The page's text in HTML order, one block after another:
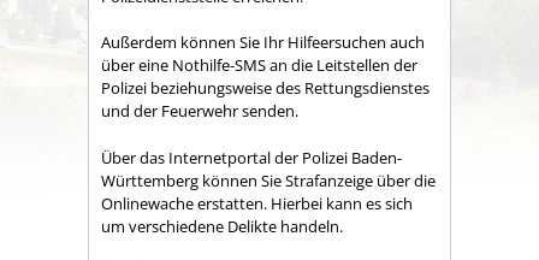
Außerdem können Sie Ihr Hilfeersuchen auch
über eine Nothilfe-SMS an die Leitstellen der
Polizei beziehungsweise des Rettungsdienstes
und der Feuerwehr senden.
Über das Internetportal der Polizei Baden-
Württemberg können Sie Strafanzeige über die
Onlinewache erstatten. Hierbei kann es sich
um verschiedene Delikte handeln.